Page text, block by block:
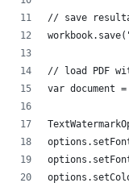
// save
// load PDF
var document